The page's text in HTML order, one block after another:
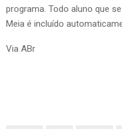
programa. Todo aluno que
Meia é incluído
Via ABr